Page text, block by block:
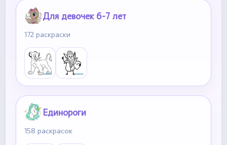
Для девочек 6-7 лет
172 раскраски
Единороги
158 раскрасок